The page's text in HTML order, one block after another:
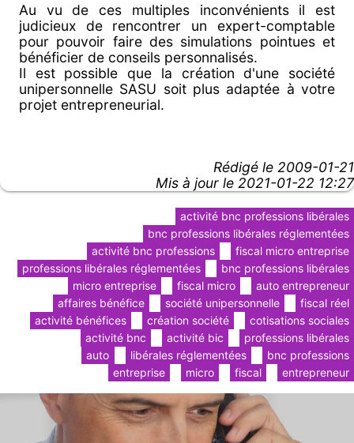
Au vu de ces multiples inconvénients il est
judicieux de rencontrer un expert-comptable
pour pouvoir faire des simulations pointues et
bénéficier de conseils personnalisés.
Il est possible que la création d'une société
unipersonnelle SASU soit plus adaptée à votre
projet entrepreneurial.
Rédigé le 2009-01-21
Mis à jour le 2021-01-22 12:27
activité bnc professions libérales
bnc professions libérales réglementées
fiscal micro entreprise
activité bnc professions
bnc professions libérales
professions libérales réglementées
auto entrepreneur
fiscal micro
micro entreprise
fiscal réel
société unipersonnelle
affaires bénéfice
cotisations sociales
création société
activité bénéfices
professions libérales
activité bic
activité bnc
bnc professions
libérales réglementées
auto
entrepreneur
fiscal
micro
entreprise